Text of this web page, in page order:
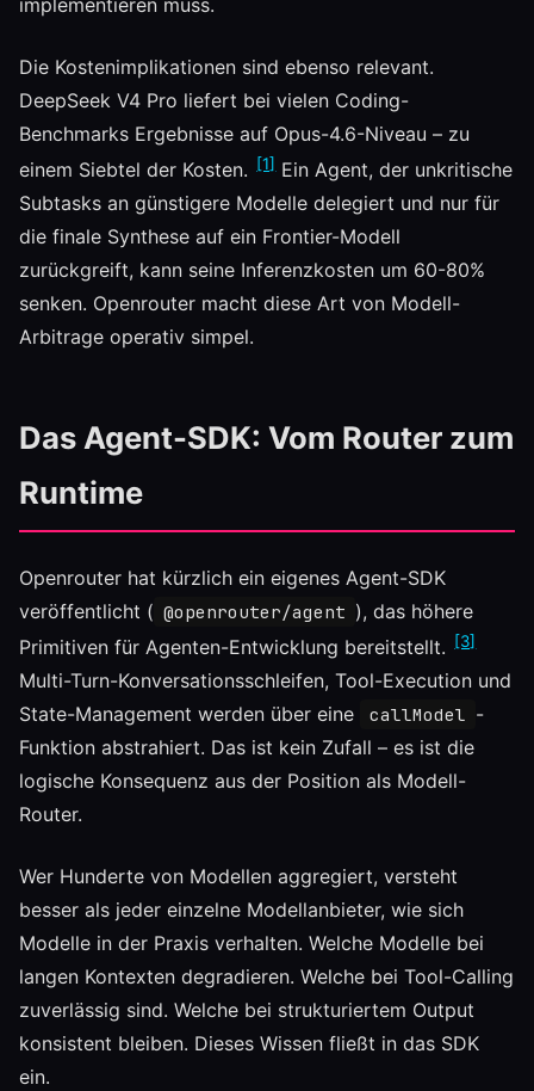
Die Kostenimplikationen sind ebenso relevant.
DeepSeek V4 Pro liefert bei vielen Coding-
Benchmarks Ergebnisse auf Opus-4.6-Niveau – zu
einem Siebtel der Kosten.
[1] Ein Agent, der unkritische
Subtasks an günstigere Modelle delegiert und nur für
die finale Synthese auf ein Frontier-Modell
zurückgreift, kann seine Inferenzkosten um 60-80%
senken. Openrouter macht diese Art von Modell-
Arbitrage operativ simpel.
Das Agent-SDK: Vom Router zum
Runtime
Openrouter hat kürzlich ein eigenes Agent-SDK
veröffentlicht ( @openrouter/agent ), das höhere
Primitiven für Agenten-Entwicklung bereitstellt.
[3]
Multi-Turn-Konversationsschleifen, Tool-Execution und
State-Management werden über eine
callModel -
Funktion abstrahiert. Das ist kein Zufall – es ist die
logische Konsequenz aus der Position als Modell-
Router.
Wer Hunderte von Modellen aggregiert, versteht
besser als jeder einzelne Modellanbieter, wie sich
Modelle in der Praxis verhalten. Welche Modelle bei
langen Kontexten degradieren. Welche bei Tool-Calling
zuverlässig sind. Welche bei strukturiertem Output
konsistent bleiben. Dieses Wissen fließt in das SDK
ein.